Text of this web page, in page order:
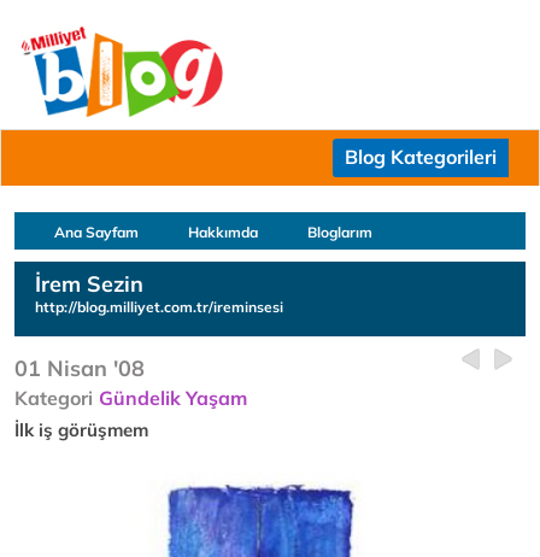
Blog Kategorileri
Ana Sayfam Hakkımda Bloglarım
İrem Sezin
http://blog.milliyet.com.tr/ireminsesi
01 Nisan '08
Kategori Gündelik Yaşam
İlk iş görüşmem